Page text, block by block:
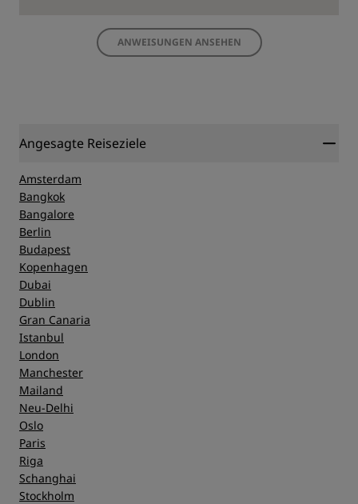
ANWEISUNGEN ANSEHEN
Angesagte Reiseziele
Amsterdam
Bangkok
Bangalore
Berlin
Budapest
Kopenhagen
Dubai
Dublin
Gran Canaria
Istanbul
London
Manchester
Mailand
Neu-Delhi
Oslo
Paris
Riga
Schanghai
Stockholm